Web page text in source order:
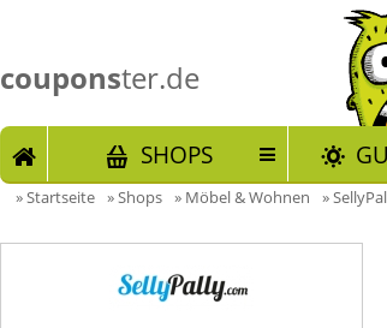
couponster.de
START SHOPS
»Startseite »Shops » Möbel & Wohnen »